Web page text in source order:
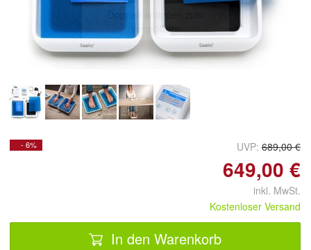
Doppelt antippen zum
vergrößern
- 6% UVP: 689,00 €
649,00 €
inkl. MwSt.
Kostenloser Versand
In den Warenkorb